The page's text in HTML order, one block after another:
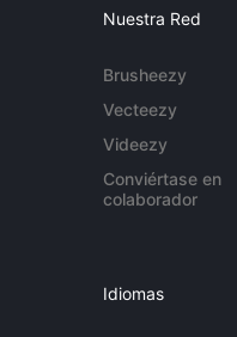
Nuestra Red
Brusheezy
Vecteezy
Videezy
Conviértase en
colaborador
Idiomas